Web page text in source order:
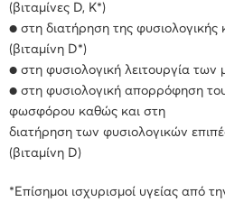
(βιταμίνες D, K*)
● στη διατήρηση της
(βιταμίνη D*)
● στη φυσιολογική λειτουργία των
● στη φυσιολογική απορρόφηση
φωσφόρου καθώς και στη
διατήρηση των φυσιολογικών
(βιταμίνη D)
*Επίσημοι ισχυρισμοί υγείας από